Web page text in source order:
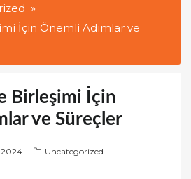
İçin Önemli Adımlar ve
Birleşimi İçin
ve Süreçler
2024
Uncategorized